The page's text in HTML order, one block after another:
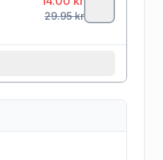
29.95kr